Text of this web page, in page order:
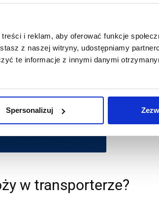
i reklam, aby oferować funkcje
z naszej witryny, udostępniamy
te informacje z innymi danymi
Spersonalizuj
dla
5-7 dni
Transporter samochodowy dla
399.00zł
U Ciebie już za 1-2 dni robocze
Dodaj do koszyka
w transporterze?